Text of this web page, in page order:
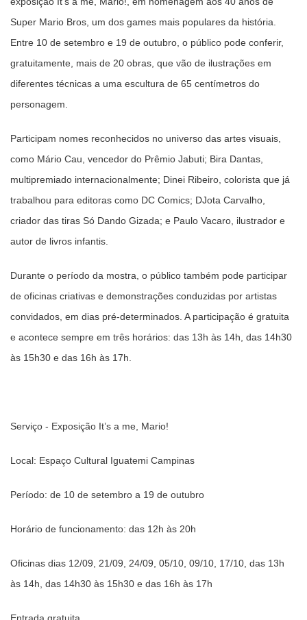
Super Mario Bros, um dos games mais populares da história.
Entre 10 de setembro e 19 de outubro, o público pode conferir,
gratuitamente, mais de 20 obras, que vão de ilustrações em
diferentes técnicas a uma escultura de 65 centímetros do
personagem.
Participam nomes reconhecidos no universo das artes visuais,
como Mário Cau, vencedor do Prêmio Jabuti; Bira Dantas,
multipremiado internacionalmente; Dinei Ribeiro, colorista que já
trabalhou para editoras como DC Comics; DJota Carvalho,
criador das tiras Só Dando Gizada; e Paulo Vacaro, ilustrador e
autor de livros infantis.
Durante o período da mostra, o público também pode participar
de oficinas criativas e demonstrações conduzidas por artistas
convidados, em dias pré-determinados. A participação é gratuita
e acontece sempre em três horários: das 13h às 14h, das 14h30
às 15h30 e das 16h às 17h.
Serviço - Exposição It’s a me, Mario!
Local: Espaço Cultural Iguatemi Campinas
Período: de 10 de setembro a 19 de outubro
Horário de funcionamento: das 12h às 20h
Oficinas dias 12/09, 21/09, 24/09, 05/10, 09/10, 17/10, das 13h
às 14h, das 14h30 às 15h30 e das 16h às 17h